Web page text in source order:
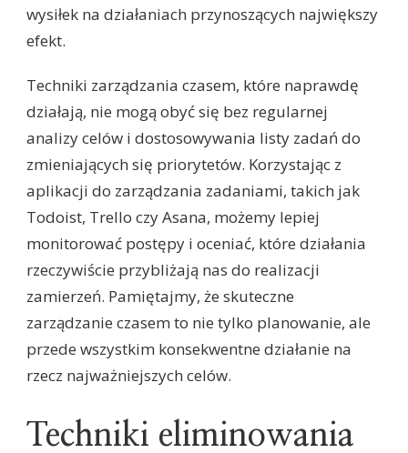
wysiłek na działaniach przynoszących największy
efekt.
Techniki zarządzania czasem, które naprawdę
działają, nie mogą obyć się bez regularnej
analizy celów i dostosowywania listy zadań do
zmieniających się priorytetów. Korzystając z
aplikacji do zarządzania zadaniami, takich jak
Todoist, Trello czy Asana, możemy lepiej
monitorować postępy i oceniać, które działania
rzeczywiście przybliżają nas do realizacji
zamierzeń. Pamiętajmy, że skuteczne
zarządzanie czasem to nie tylko planowanie, ale
przede wszystkim konsekwentne działanie na
rzecz najważniejszych celów.
Techniki eliminowania